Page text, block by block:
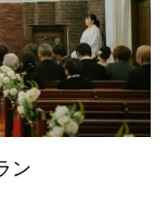
ン